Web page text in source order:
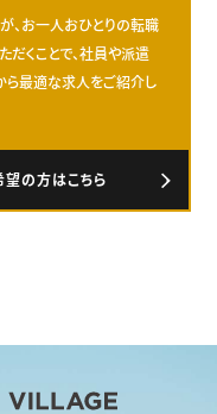
、お一人おひとりの転職
だくことで、社員や派遣
ら最適な求人をご紹介し
の方はこちら